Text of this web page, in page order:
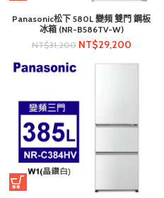
Panasonic松下 580L 變頻 雙門 鋼板
冰箱 (NR-B586TV-W)
NT$31,200 NT$29,200